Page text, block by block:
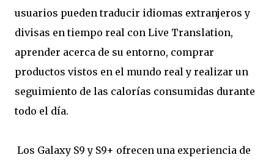
usuarios pueden traducir idiomas extranjeros y
divisas en tiempo real con Live Translation,
aprender acerca de su entorno, comprar
productos vistos en el mundo real y realizar un
seguimiento de las calorías consumidas durante
todo el día.
Los Galaxy S9 y S9+ ofrecen una experiencia de